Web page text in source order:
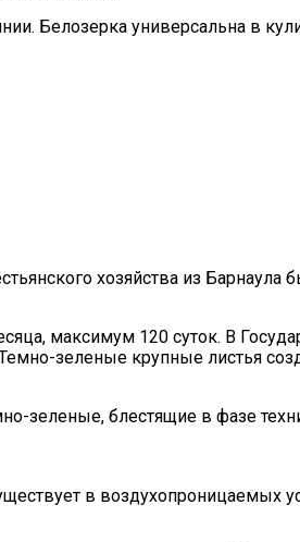
Белозерка универсальна в
хозяйства из Барнаула
максимум 120 суток. В
Темно-зеленые крупные листья
зеленые, блестящие в фазе
в воздухопроницаемых